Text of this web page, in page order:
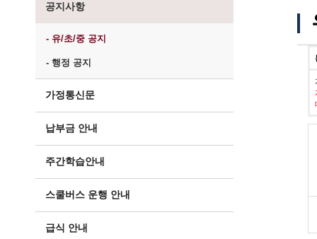
공지사항
- 유/초/중 공지
- 행정 공지
가정통신문
납부금 안내
주간학습안내
스쿨버스 운행 안내
급식 안내